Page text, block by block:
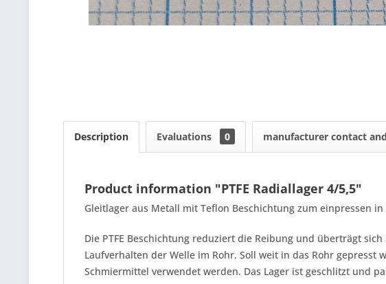
Description Evaluations 0 manufacturer contact
Product information "PTFE Radiallager 4/5,5"
Gleitlager aus Metall mit Teflon Beschichtung zum einpressen
Die PTFE Beschichtung reduziert die Reibung und überträgt
Laufverhalten der Welle im Rohr. Soll weit in das Rohr
Schmiermittel verwendet werden. Das Lager ist geschlitzt und